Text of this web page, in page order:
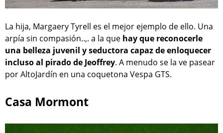
La hija, Margaery Tyrell es el mejor ejemplo de ello. Una
arpía sin compasión..,. a la que hay que reconocerle
una belleza juvenil y seductora capaz de enloquecer
incluso al pirado de Jeoffrey. A menudo se la ve pasear
por AltoJardín en una coquetona Vespa GTS.
Casa Mormont